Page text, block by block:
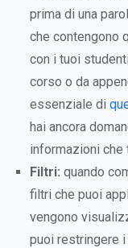
prima di una
che contengono
con i tuoi
corso o da
essenziale di
hai ancora
informazioni che
Filtri: quando
filtri che puoi
vengono
puoi restringere